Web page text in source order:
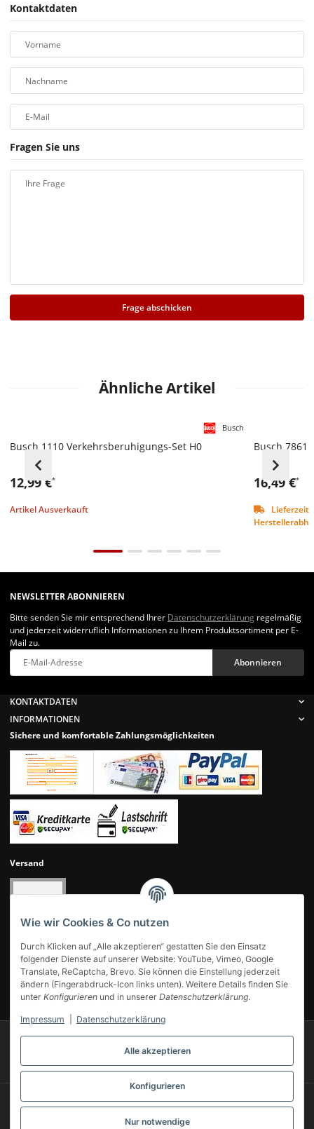
Alle akzeptieren
Konfigurieren
Nur notwendige
Wie wir Cookies & Co nutzen
Durch Klicken auf „Alle akzeptieren“ gestatten Sie den Einsatz
folgender Dienste auf unserer Website: YouTube, Vimeo, Google
Translate, ReCaptcha, Brevo. Sie können die Einstellung jederzeit
ändern (Fingerabdruck-Icon links unten). Weitere Details finden Sie
unter Konfigurieren und in unserer Datenschutzerklärung.
Impressum Datenschutzerklärung
Kontaktdaten
Vorname
Nachname
E-Mail
Fragen Sie uns
Ihre Frage
Frage abschicken
Ähnliche Artikel
Busch 1110 Verkehrsberuhigungs-Set H0
12,99 €*
Artikel Ausverkauft
Busch
Busch 7861
16,49 €*
Lieferzeit
KONTAKTDATEN
INFORMATIONEN
Sichere und komfortable Zahlungsmöglichkeiten
Versand
UNSERE KUNDENBEWERTUNGEN
NEWSLETTER ABONNIEREN
Bitte senden Sie mir entsprechend Ihrer Datenschutzerklärung regelmäßig
und jederzeit widerruflich Informationen zu Ihrem Produktsortiment per E-
Mail zu.
Abonnieren
© 2007-2025 Modellbahn Voigt
Besucherzähler: 14017908
Powered byJTL-Shop
** Gilt für Lieferungen innerhalb Deutschlands, Lieferzeiten für andere Länder
entnehmen Sie bitte unsererVersandkostenübersicht